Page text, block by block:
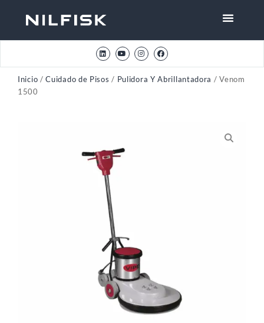
Inicio /Cuidado de Pisos / Pulidora Y Abrillantadora / Venom
1500